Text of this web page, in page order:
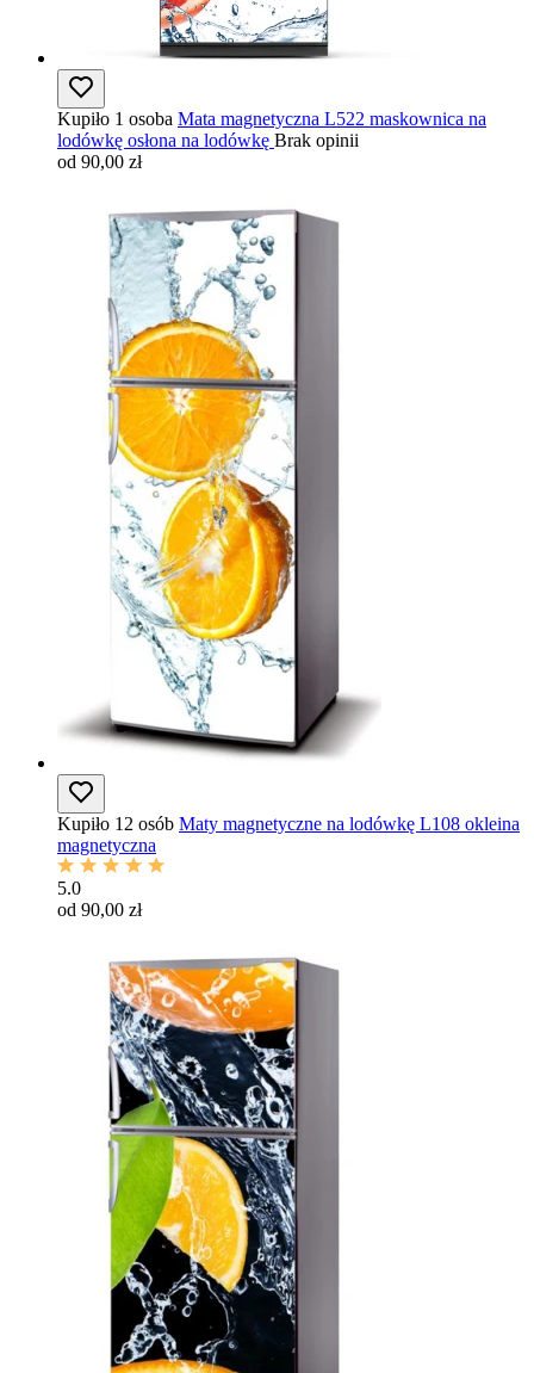
Kupiło 1 osoba Mata magnetyczna L522 maskownica na
lodówkę osłona na lodówkę Brak opinii
od 90,00 zł
Kupiło 12 osób Maty magnetyczne na lodówkę L108 okleina
magnetyczna
5.0
od 90,00 zł